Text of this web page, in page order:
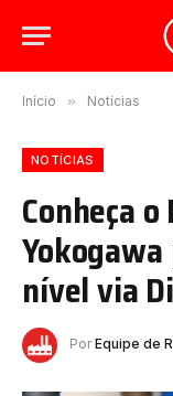
Início » Notícias
NOTÍCIAS
Conheça
nível via
Por Equipe de